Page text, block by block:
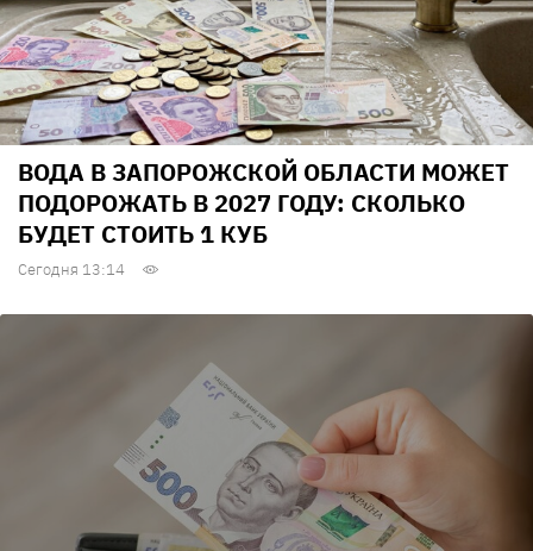
ВОДА В ЗАПОРОЖСКОЙ ОБЛАСТИ МОЖЕТ
ПОДОРОЖАТЬ В 2027 ГОДУ: СКОЛЬКО
БУДЕТ СТОИТЬ 1 КУБ
Сегодня 13:14